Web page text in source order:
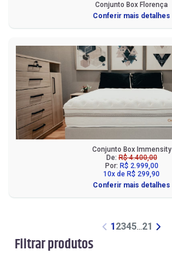
Filtrar produtos
Conjunto Box Florença
Conferir mais detalhes
Conjunto Box Immensity
De:R$ 4.400,00
Por: R$ 2.999,00
10x de R$ 299,90
Conferir mais detalhes
1 2345...21